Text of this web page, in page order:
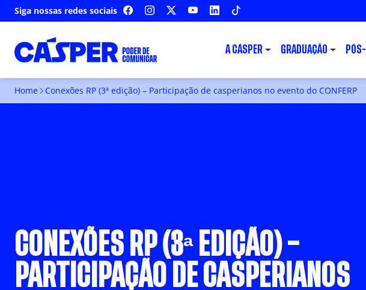
Siga nossas redes sociais FACEBOOKINSTAGRAM YOUTUBELINKEDIN
A CÁSPER GRADUAÇÃO
Home Conexões RP (3ª edição) – Participação de casperianos no evento do CONFERP
CONEXÕES RP (3ª EDIÇÃO) –
PARTICIPAÇÃO DE CASPERIANOS